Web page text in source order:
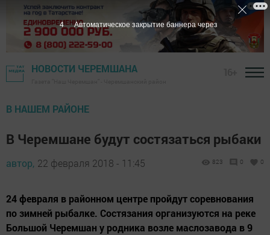
НОВОСТИ ЧЕРЕМШАНА
В НАШЕМ РАЙОНЕ
В Черемшане будут состязаться рыбаки
автор, 22 февраля 2018 - 11:45 823 0 0
24 февраля в районном центре пройдут соревнования
по зимней рыбалке. Состязания организуются на реке
Большой Черемшан у родника возле маслозавода в 9
3 Автоматическое закрытие баннера через